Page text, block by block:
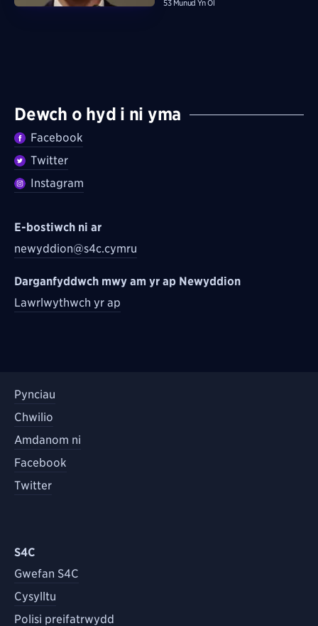
53 Munud Yn Ôl
Dewch o hyd i ni yma
Facebook
Twitter
Instagram
E-bostiwch ni ar
newyddion@s4c.cymru
Darganfyddwch mwy am yr ap Newyddion
Lawrlwythwch yr ap
Pynciau
Chwilio
Amdanom ni
Facebook
Twitter
S4C
Gwefan S4C
Cysylltu
Polisi preifatrwydd